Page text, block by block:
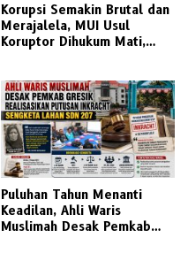
Korupsi Semakin Brutal dan
Merajalela, MUI Usul
Koruptor Dihukum Mati,
‎Puluhan Tahun Menanti
Keadilan, Ahli Waris
Muslimah Desak Pemkab